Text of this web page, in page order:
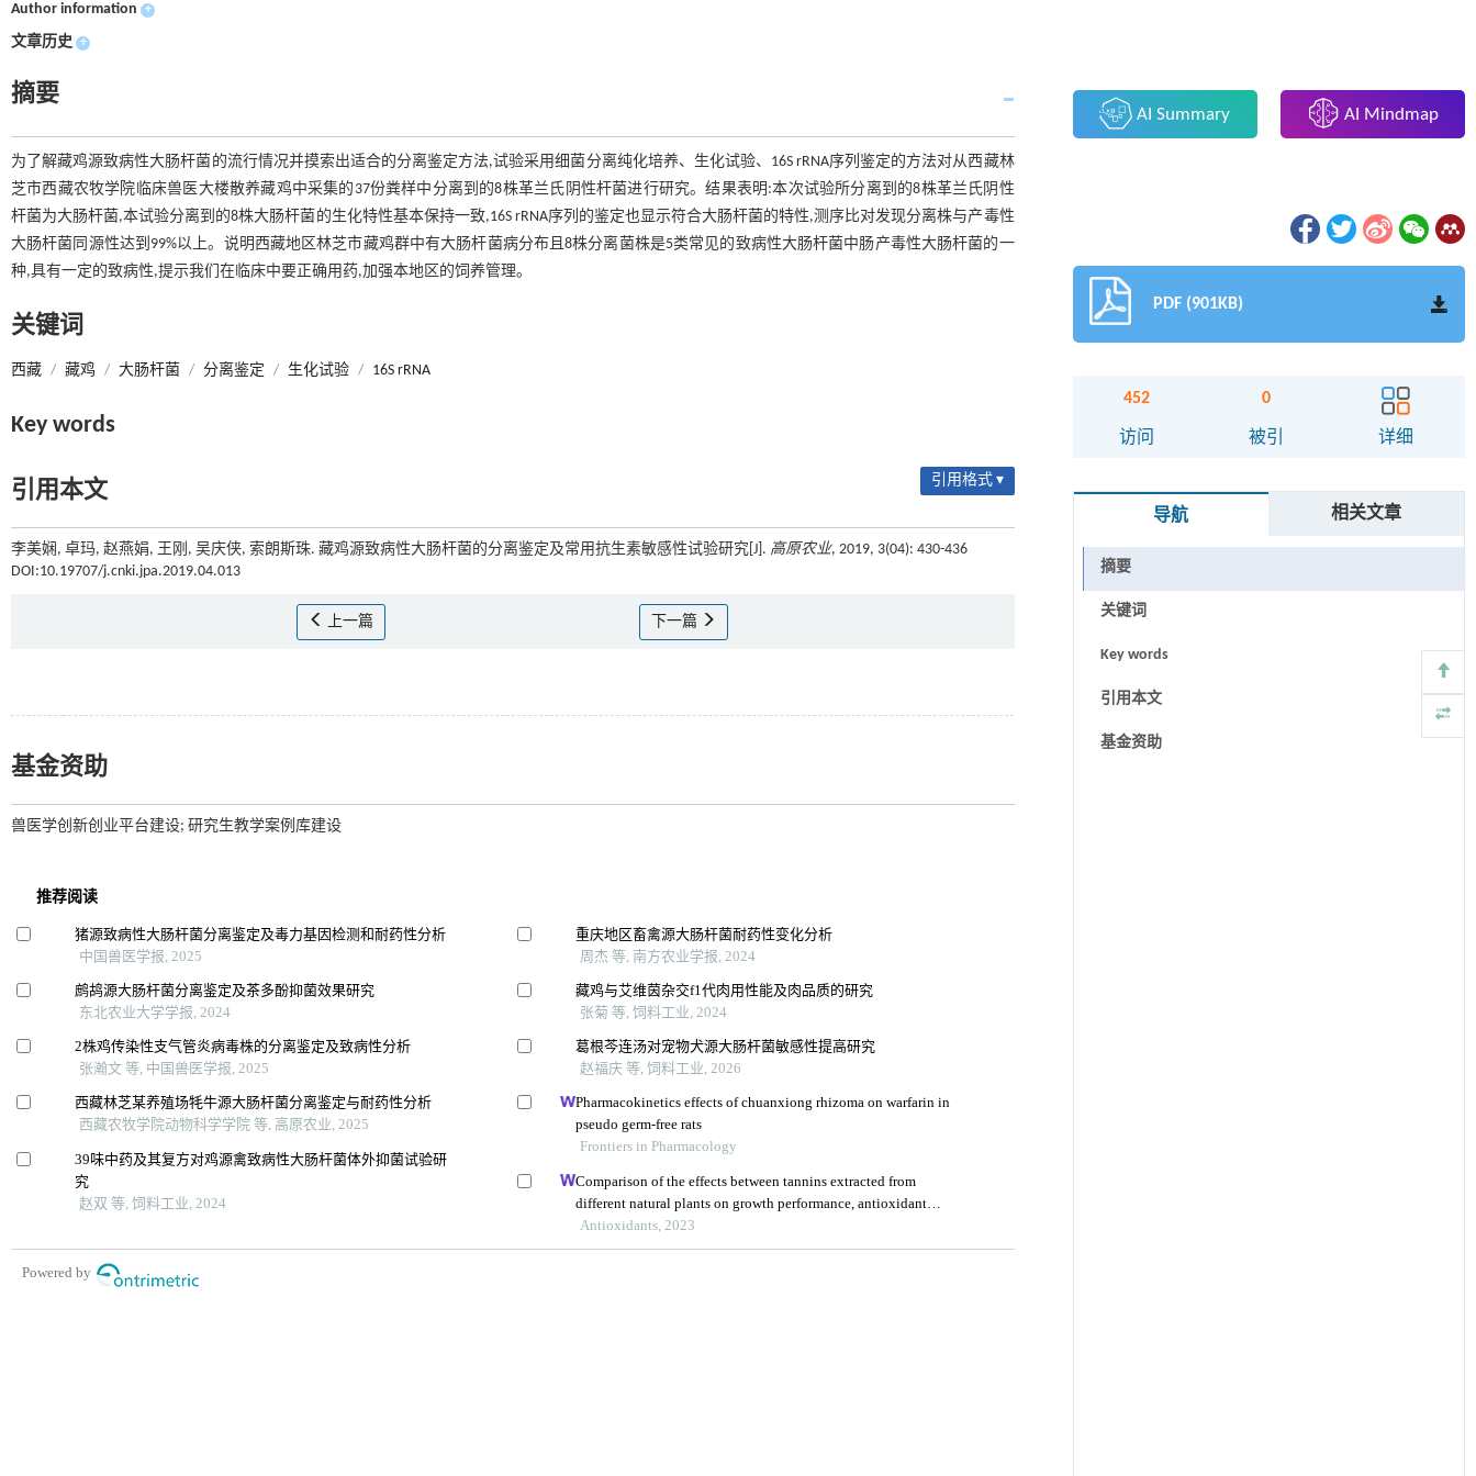
Author information +
文章历史 +
摘要
为了解藏鸡源致病性大肠杆菌的流行情况并摸索出适合的分离鉴定方法,试验采用细菌分离纯化培养、生化试验、16S rRNA序列鉴定的方法对从西藏林
芝市西藏农牧学院临床兽医大楼散养藏鸡中采集的37份粪样中分离到的8株革兰氏阴性杆菌进行研究。结果表明:本次试验所分离到的8株革兰氏阴性
杆菌为大肠杆菌,本试验分离到的8株大肠杆菌的生化特性基本保持一致,16S rRNA序列的鉴定也显示符合大肠杆菌的特性,测序比对发现分离株与产毒性
大肠杆菌同源性达到99%以上。说明西藏地区林芝市藏鸡群中有大肠杆菌病分布且8株分离菌株是5类常见的致病性大肠杆菌中肠产毒性大肠杆菌的一
种,具有一定的致病性,提示我们在临床中要正确用药,加强本地区的饲养管理。
关键词
西藏 / 藏鸡 / 大肠杆菌 / 分离鉴定 / 生化试验 / 16S rRNA
Key words
引用本文 引用格式 ▾
李美娴, 卓玛, 赵燕娟, 王刚, 吴庆侠, 索朗斯珠. 藏鸡源致病性大肠杆菌的分离鉴定及常用抗生素敏感性试验研究[J]. 高原农业, 2019, 3(04): 430-436
DOI:10.19707/j.cnki.jpa.2019.04.013
上一篇 下一篇
基金资助
兽医学创新创业平台建设; 研究生教学案例库建设
AI Summary AI Mindmap
PDF (901KB)
452
访问
0
被引 详细
导航 相关文章
摘要
关键词
Key words
引用本文
基金资助